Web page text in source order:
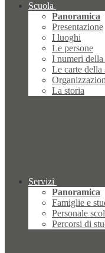
Scuola
Panoramica
Presentazione
I luoghi
Le persone
I numeri della
Le carte della
La storia
Servizi
Panoramica
Famiglie e
Personale
Percorsi di